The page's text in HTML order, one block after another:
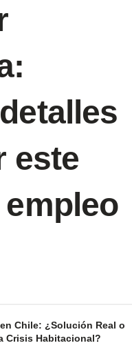
este
Chile: ¿Solución Real o
Crisis Habitacional?